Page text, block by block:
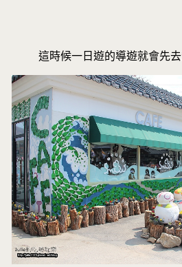
這時候一日遊的導遊就會先